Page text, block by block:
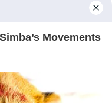
Pedoman Media Siber